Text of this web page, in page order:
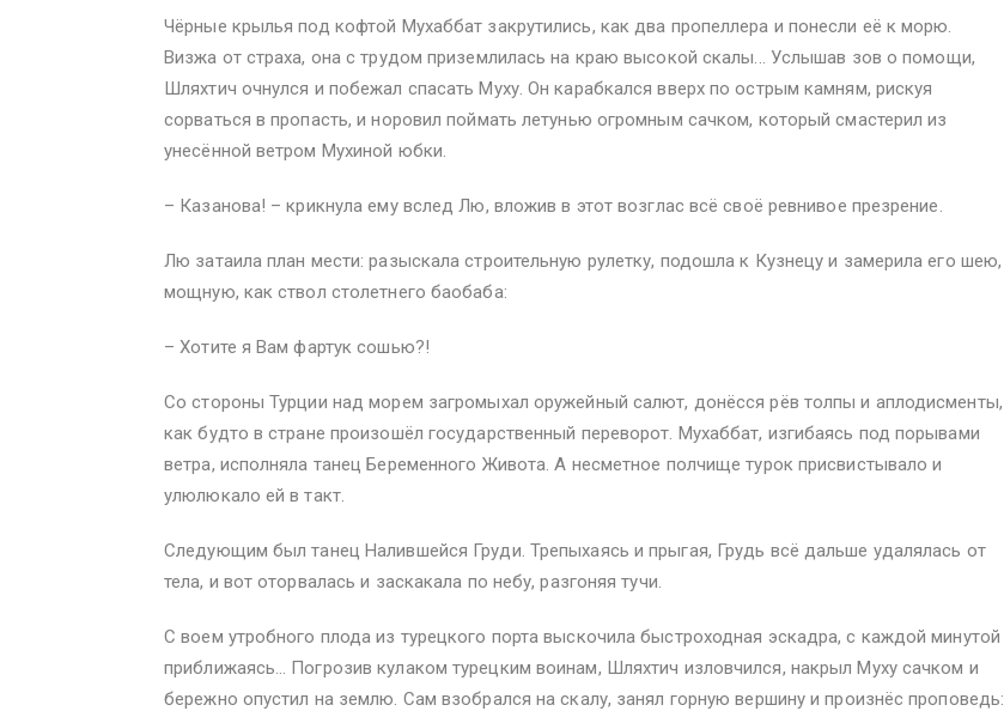
Чёрные крылья под кофтой Мухаббат закрутились, как два пропеллера и понесли её к морю.
Визжа от страха, она с трудом приземлилась на краю высокой скалы... Услышав зов о помощи,
Шляхтич очнулся и побежал спасать Муху. Он карабкался вверх по острым камням, рискуя
сорваться в пропасть, и норовил поймать летунью огромным сачком, который смастерил из
унесённой ветром Мухиной юбки.
– Казанова! – крикнула ему вслед Лю, вложив в этот возглас всё своё ревнивое презрение.
Лю затаила план мести: разыскала строительную рулетку, подошла к Кузнецу и замерила его шею,
мощную, как ствол столетнего баобаба:
– Хотите я Вам фартук сошью?!
Со стороны Турции над морем загромыхал оружейный салют, донёсся рёв толпы и аплодисменты,
как будто в стране произошёл государственный переворот. Мухаббат, изгибаясь под порывами
ветра, исполняла танец Беременного Живота. А несметное полчище турок присвистывало и
улюлюкало ей в такт.
Следующим был танец Налившейся Груди. Трепыхаясь и прыгая, Грудь всё дальше удалялась от
тела, и вот оторвалась и заскакала по небу, разгоняя тучи.
С воем утробного плода из турецкого порта выскочила быстроходная эскадра, с каждой минутой
приближаясь… Погрозив кулаком турецким воинам, Шляхтич изловчился, накрыл Муху сачком и
бережно опустил на землю. Сам взобрался на скалу, занял горную вершину и произнёс проповедь: